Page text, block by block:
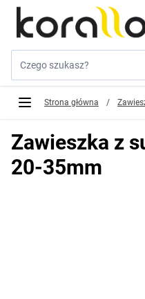
Przejdź do treści
Strona główna /
Zawieszka z
20-35mm